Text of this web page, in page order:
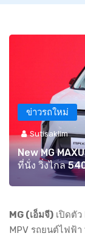
ข่าวรถใหม่
Sutisaklim
New MG
ที่นั่ง วิ่งไกล
MG (เอ็มจี) เปิดตัว
MPV รถยนต์ไฟฟ้า